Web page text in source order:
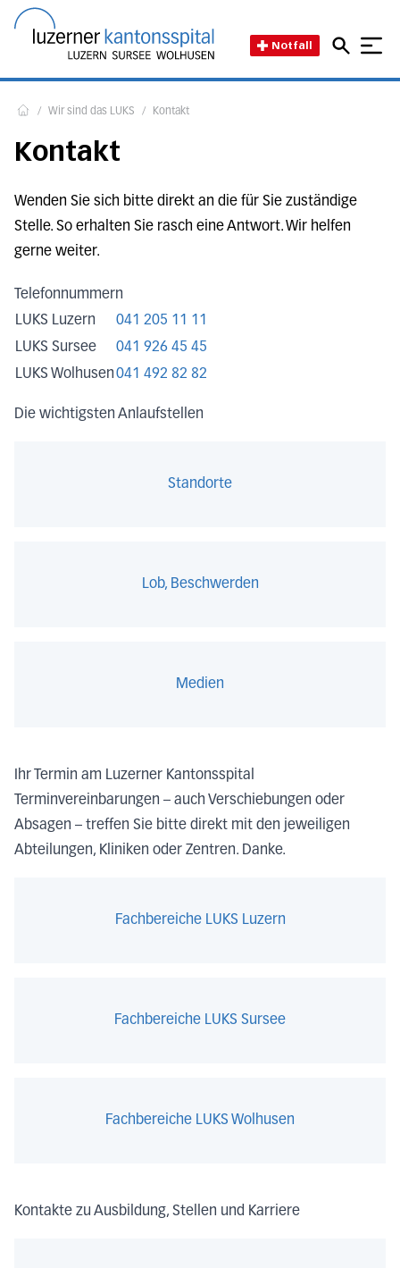
Notfall
/ Wir sind das LUKS / Kontakt
Kontakt
Wenden Sie sich bitte direkt an die für Sie zuständige
Stelle. So erhalten Sie rasch eine Antwort. Wir helfen
gerne weiter.
Telefonnummern
LUKS Luzern
041 205 11 11
LUKS Sursee
041 926 45 45
LUKS Wolhusen041 492 82 82
Die wichtigsten Anlaufstellen
Standorte
Lob, Beschwerden
Medien
Ihr Termin am Luzerner Kantonsspital
Terminvereinbarungen – auch Verschiebungen oder
Absagen – treffen Sie bitte direkt mit den jeweiligen
Abteilungen, Kliniken oder Zentren. Danke.
Fachbereiche LUKS Luzern
Fachbereiche LUKS Sursee
Fachbereiche LUKS Wolhusen
Kontakte zu Ausbildung, Stellen und Karriere